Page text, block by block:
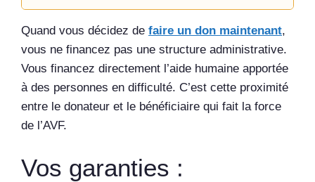
Quand vous décidez de faire un don maintenant,
vous ne financez pas une structure administrative.
Vous financez directement l’aide humaine apportée
à des personnes en difficulté. C’est cette proximité
entre le donateur et le bénéficiaire qui fait la force
de l’AVF.
Vos garanties :